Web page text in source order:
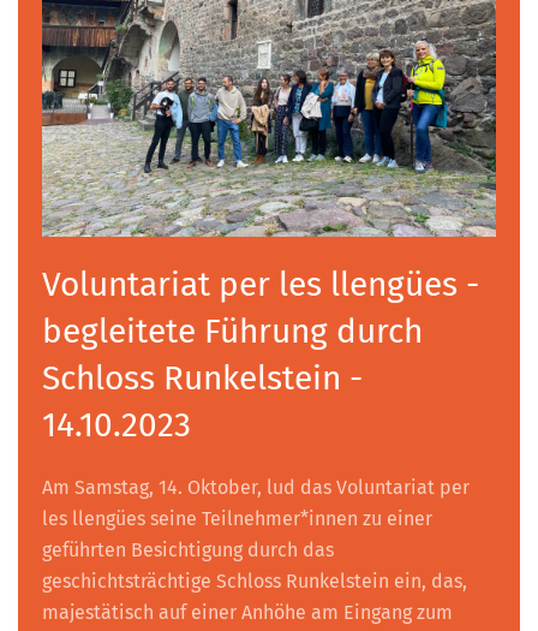
Voluntariat per les llengües -
begleitete Führung durch
Schloss Runkelstein -
14.10.2023
Am Samstag, 14. Oktober, lud das Voluntariat per
les llengües seine Teilnehmer*innen zu einer
geführten Besichtigung durch das
geschichtsträchtige Schloss Runkelstein ein, das,
majestätisch auf einer Anhöhe am Eingang zum